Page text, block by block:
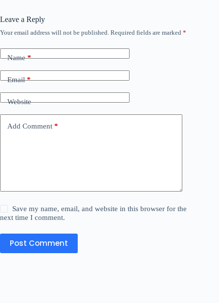
Leave a Reply
Your email address will not be published. Required fields are marked *
Name*
Email*
Website
Add Comment *
Save my name, email, and website in this browser for the
next time I comment.
Post Comment